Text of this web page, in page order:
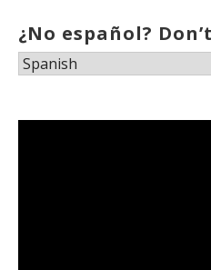
¿No español?